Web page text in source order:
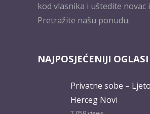
kod vlasnika i uštedite novac
Pretražite našu ponudu.
NAJPOSJEĆENIJI OGLASI
Privatne sobe –
Herceg Novi